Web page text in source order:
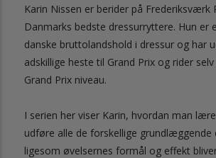
Karin Nissen er berider på Frederiksværk
Danmarks bedste dressurryttere. Hun er
danske bruttolandshold i dressur og har
adskillige heste til Grand Prix og rider
Grand Prix niveau.
I serien her viser Karin, hvordan man
udføre alle de forskellige grundlæggende
ligesom øvelsernes formål og effekt